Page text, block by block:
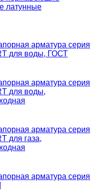
латунные
арматура серия
для воды, ГОСТ
арматура серия
для воды,
арматура серия
для газа,
арматура серия